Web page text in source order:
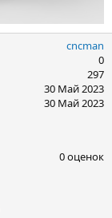
cncman
0
297
30 Май 2023
30 Май 2023
0 оценок